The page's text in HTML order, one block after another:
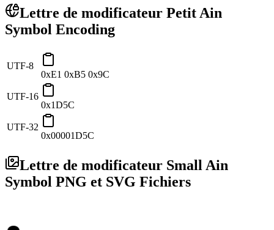
Lettre de modificateur Petit Ain
Symbol Encoding
UTF-8
0xE1 0xB5 0x9C
UTF-16
0x1D5C
UTF-32
0x00001D5C
Lettre de modificateur Small Ain
Symbol PNG et SVG Fichiers